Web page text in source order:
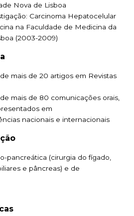
Nova de Lisboa
Carcinoma Hepatocelular
na Faculdade de Medicina da
(2003-2009)
mais de 20 artigos em Revistas
mais de 80 comunicações orais,
em
nacionais e internacionais
pancreática (cirurgia do fígado,
e pâncreas) e de